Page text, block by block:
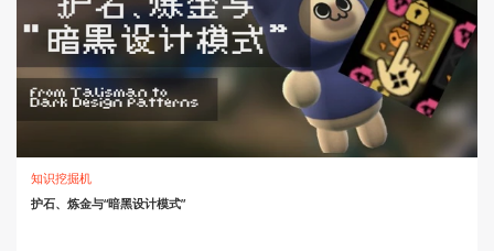
知识挖掘机
护石、炼金与“暗黑设计模式”